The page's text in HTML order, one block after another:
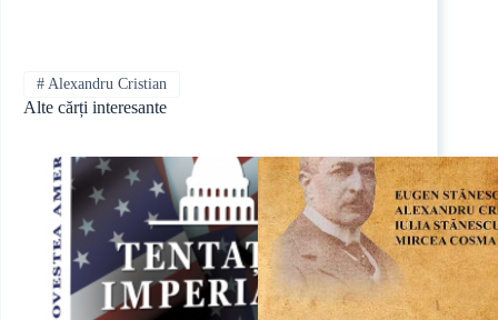
#Alexandru Cristian
Alte cărți interesante